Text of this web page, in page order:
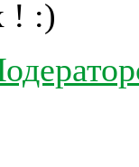
! :)